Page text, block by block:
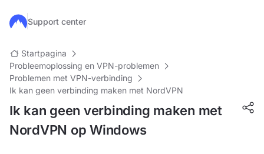
Ga naar de hoofdinhoud
Support center
Startpagina
Probleemoplossing en VPN-problemen
Problemen met VPN-verbinding
Ik kan geen verbinding maken met NordVPN
Ik kan geen verbinding maken met
NordVPN op Windows